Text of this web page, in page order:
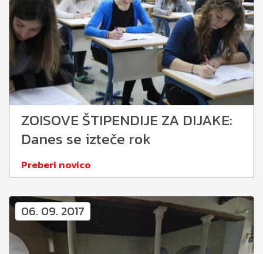
ZOISOVE ŠTIPENDIJE ZA DIJAKE:
Danes se izteče rok
Preberi novico
06. 09. 2017